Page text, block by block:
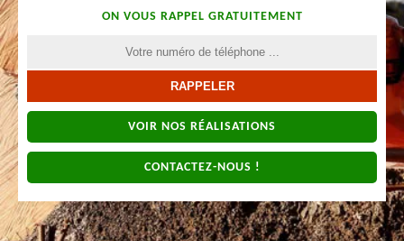
ON VOUS RAPPEL GRATUITEMENT
VOIR NOS RÉALISATIONS
CONTACTEZ-NOUS !